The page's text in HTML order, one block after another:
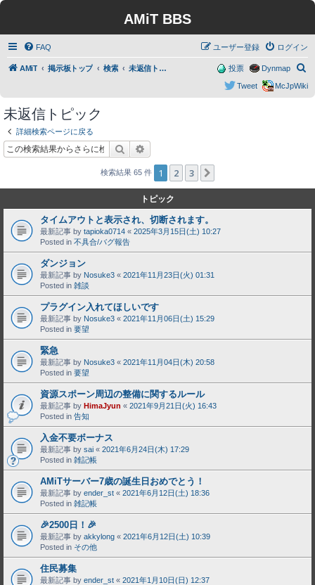
AMiT BBS
FAQ ログイン
ユーザー登録
AMiT 掲示板トップ 検索 未返信トピック
索
Dynmap
投票
McJpWiki
Tweet
未返信トピック
詳細検索ページに戻る
検索
検索結果 65 件 1 2 3
トピック
タイムアウトと表示され、切断されます。
最新記事 by tapioka0714 « 2025年3月15日(土) 10:27
Posted in 不具合/バグ報告
ダンジョン
最新記事 by Nosuke3 « 2021年11月23日(火) 01:31
Posted in 雑談
プラグイン入れてほしいです
最新記事 by Nosuke3 « 2021年11月06日(土) 15:29
Posted in 要望
緊急
最新記事 by Nosuke3 « 2021年11月04日(木) 20:58
Posted in 要望
資源スポーン周辺の整備に関するルール
最新記事 by HimaJyun « 2021年9月21日(火) 16:43
Posted in 告知
入金不要ボーナス
最新記事 by sai « 2021年6月24日(木) 17:29
Posted in 雑記帳
AMiTサーバー7歳の誕生日おめでとう！
最新記事 by ender_st « 2021年6月12日(土) 18:36
Posted in 雑記帳
🎉2500日！🎉
最新記事 by akkylong « 2021年6月12日(土) 10:39
Posted in その他
住民募集
最新記事 by ender_st « 2021年1月10日(日) 12:37